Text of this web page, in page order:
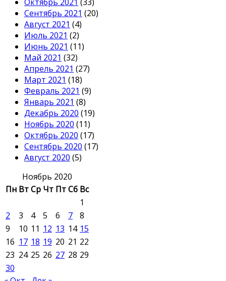
Сентябрь 2021 (20)
Август 2021 (4)
Июль 2021 (2)
Июнь 2021 (11)
Май 2021 (32)
Апрель 2021 (27)
Март 2021 (18)
Февраль 2021 (9)
Январь 2021 (8)
Декабрь 2020 (19)
Ноябрь 2020 (11)
Октябрь 2020 (17)
Сентябрь 2020 (17)
Август 2020 (5)
Ноябрь 2020
Пн ВтСр Чт ПтСб Вс
1
2
3 4 5 6 7
8
9
10 11 12 13 14 15
16 17 18 19 20 21 22
23 24 25 26 27 28 29
30